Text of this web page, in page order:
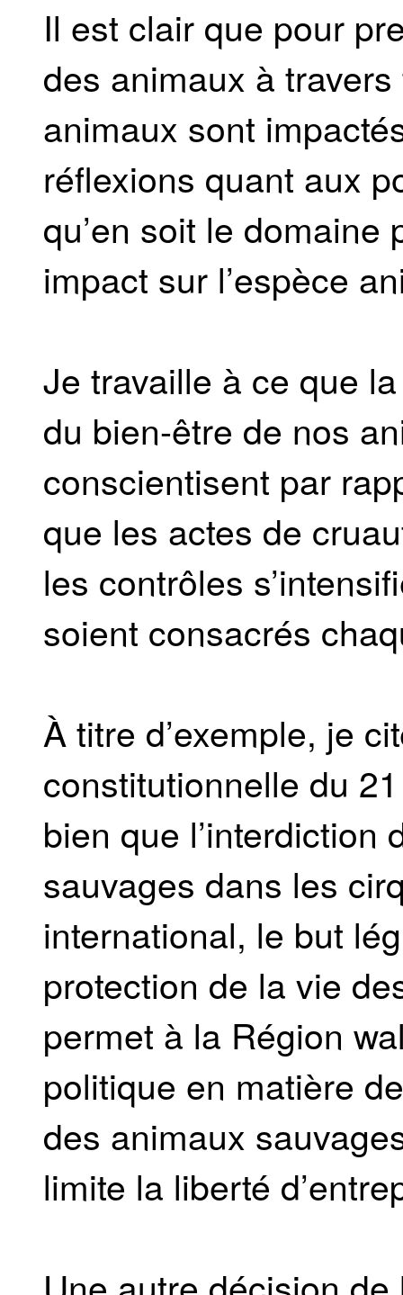
Il est clair que pour
des animaux à
animaux sont
réflexions quant aux
qu’en soit le domaine
impact sur l’espèce
Je travaille à ce que
du bien-être de nos
conscientisent par
que les actes de
les contrôles
soient consacrés
À titre d’exemple, je
constitutionnelle du
bien que l’interdiction
sauvages dans les
international, le but
protection de la vie
permet à la Région
politique en matière
des animaux
limite la liberté